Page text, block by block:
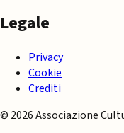
Legale
Privacy
Cookie
Crediti
© 2026 Associazione